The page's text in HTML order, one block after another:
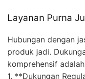
Layanan Purna
Hubungan dengan
produk jadi.
komprehensif
1. **Dukungan